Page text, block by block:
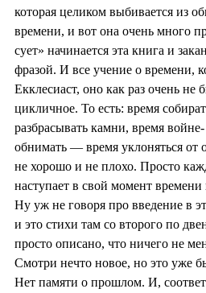
которая целиком выбивается из
времени, и вот она очень много
сует» начинается эта книга и
фразой. И все учение о времени,
Екклесиаст, оно как раз очень не
цикличное. То есть: время
разбрасывать камни, время
обнимать — время уклоняться от
не хорошо и не плохо. Просто
наступает в свой момент
Ну уж не говоря про введение в
и это стихи там со второго по
просто описано, что ничего не
Смотри нечто новое, но это уже
Нет памяти о прошлом. И,